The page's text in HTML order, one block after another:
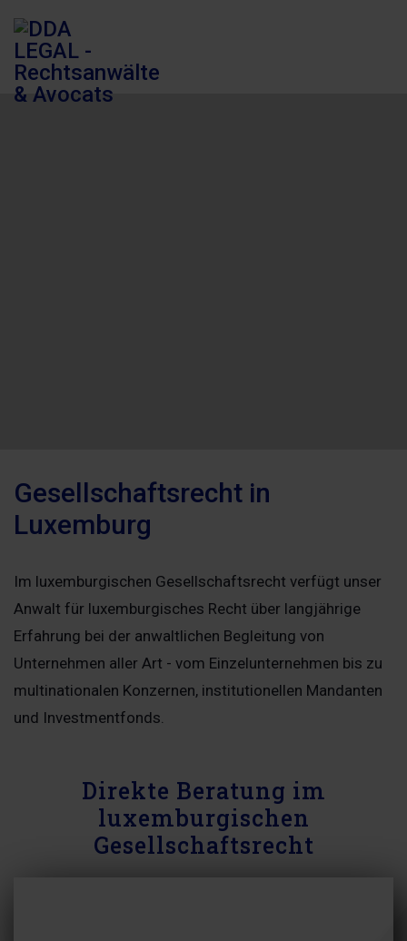
Gesellschaftsrecht in
Luxemburg
Im luxemburgischen Gesellschaftsrecht verfügt unser
Anwalt für luxemburgisches Recht über langjährige
Erfahrung bei der anwaltlichen Begleitung von
Unternehmen aller Art - vom Einzelunternehmen bis zu
multinationalen Konzernen, institutionellen Mandanten
und Investmentfonds.
Direkte Beratung im
luxemburgischen
Gesellschaftsrecht